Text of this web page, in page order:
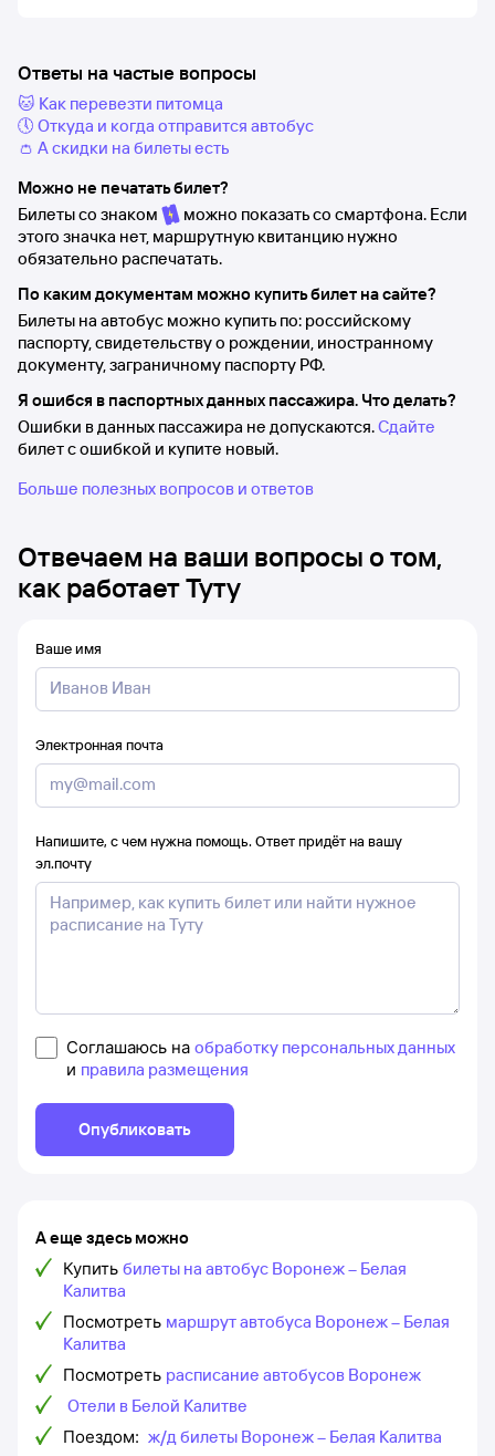
Ответы на частые вопросы
🐱 Как перевезти питомца
🕔 Откуда и когда отправится автобус
👛 А скидки на билеты есть
Можно не печатать билет?
Билеты со знаком
можно показать со смартфона. Если
этого значка нет, маршрутную квитанцию нужно
обязательно распечатать.
По каким документам можно купить билет на сайте?
Билеты на автобус можно купить по: российскому
паспорту, свидетельству о рождении, иностранному
документу, заграничному паспорту РФ.
Я ошибся в паспортных данных пассажира. Что делать?
Ошибки в данных пассажира не допускаются.Сдайте
билет с ошибкой и купите новый.
Больше полезных вопросов и ответов
Отвечаем на ваши вопросы о том,
как работает Туту
Ваше имя
Электронная почта
Напишите, с чем нужна помощь. Ответ придёт на вашу
эл.почту
Соглашаюсь на обработку персональных данных
и правила размещения
Опубликовать
А еще здесь можно
Купить билеты на автобус Воронеж – Белая
Калитва
Посмотреть маршрут автобуса Воронеж – Белая
Калитва
Посмотреть расписание автобусов Воронеж
Отели в Белой Калитве
Поездом: ж/д билеты Воронеж – Белая Калитва